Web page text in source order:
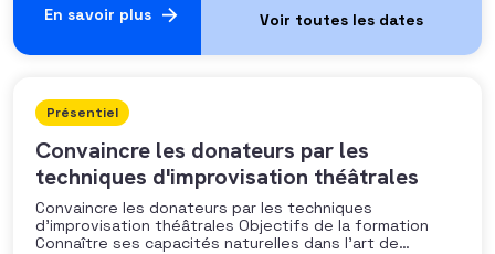
En savoir plus
Présentiel
Convaincre les donateurs par les
techniques d'improvisation théâtrales
Convaincre les donateurs par les techniques
d’improvisation théâtrales Objectifs de la formation
Connaître ses capacités naturelles dans l’art de